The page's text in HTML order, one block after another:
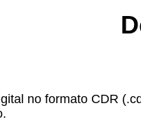
no formato CDR